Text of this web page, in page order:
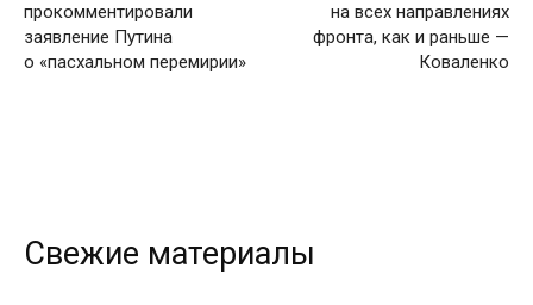
прокомментировали
заявление Путина
о «пасхальном перемирии»
на всех направлениях
фронта, как и раньше —
Коваленко
Свежие материалы